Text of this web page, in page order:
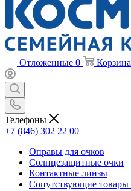
Отложенные 0 Корзина
Телефоны
+7 (846) 302 22 00
Оправы для очков
Солнцезащитные очки
Контактные линзы
Сопутствующие товары